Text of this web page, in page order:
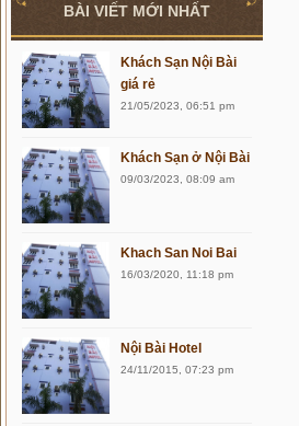
BÀI VIẾT MỚI NHẤT
Khách Sạn Nội Bài
giá rẻ
21/05/2023, 06:51 pm
Khách Sạn ở Nội Bài
09/03/2023, 08:09 am
Khach San Noi Bai
16/03/2020, 11:18 pm
Nội Bài Hotel
24/11/2015, 07:23 pm